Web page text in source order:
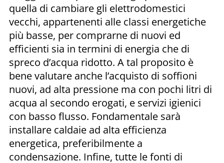
quella di cambiare gli elettrodomestici
vecchi, appartenenti alle classi energetiche
più basse, per comprarne di nuovi ed
efficienti sia in termini di energia che di
spreco d’acqua ridotto. A tal proposito è
bene valutare anche l’acquisto di soffioni
nuovi, ad alta pressione ma con pochi litri di
acqua al secondo erogati, e servizi igienici
con basso flusso. Fondamentale sarà
installare caldaie ad alta efficienza
energetica, preferibilmente a
condensazione. Infine, tutte le fonti di